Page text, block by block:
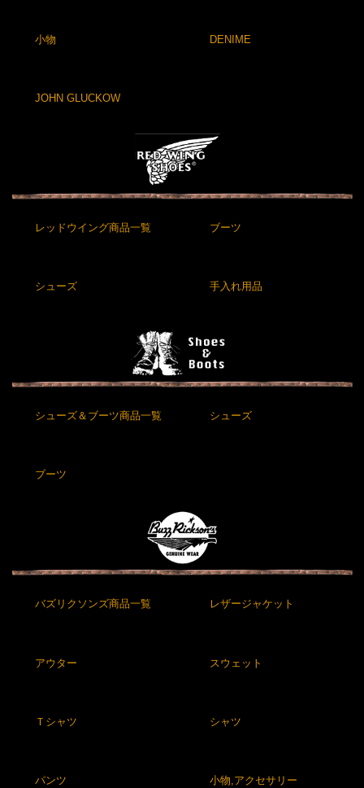
小物 DENIME
JOHN GLUCKOW
レッドウイング商品一覧 ブーツ
シューズ 手入れ用品
シューズ＆ブーツ商品一覧 シューズ
ブーツ
バズリクソンズ商品一覧 レザージャケット
アウター スウェット
Ｔシャツ シャツ
パンツ 小物,アクセサリー